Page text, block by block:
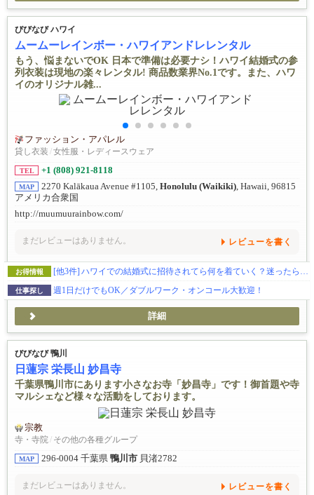
びびなび ハワイ
ムームーレインボー・ハワイアンドレレンタル
もう、悩まないでOK 日本で準備は必要ナシ！ハワイ結婚式の参
列衣装は現地の楽々レンタル! 商品数業界No.1です。また、ハワ
イのオリジナル雑...
ファッション・アパレル
貸し衣装 /女性服・レディースウェア
TEL +1 (808) 921-8118
MAP 2270 Kalākaua Avenue #1105, Honolulu (Waikiki) , Hawaii, 96815
アメリカ合衆国
http://muumuurainbow.com/
まだレビューはありません。 レビューを書く
お得情報 [他3件] ハワイでの結婚式に招待されてら何を着ていく？迷ったらムームーレインボーにお任せ♪
仕事探し 週1日だけでもOK／ダブルワーク・オンコール大歓迎！
詳細
びびなび 鴨川
日蓮宗 栄長山 妙昌寺
千葉県鴨川市にあります小さなお寺「妙昌寺」です！御首題や寺
マルシェなど様々な活動をしております。
宗教
寺・寺院 / その他の各種グループ
MAP 296-0004 千葉県 鴨川市 貝渚2782
まだレビューはありません。 レビューを書く